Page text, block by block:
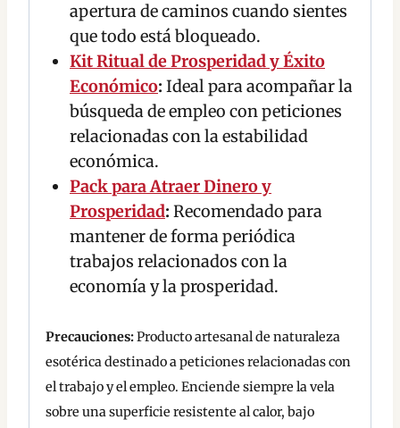
apertura de caminos cuando sientes
que todo está bloqueado.
Kit Ritual de Prosperidad y Éxito
Económico: Ideal para acompañar la
búsqueda de empleo con peticiones
relacionadas con la estabilidad
económica.
Pack para Atraer Dinero y
Prosperidad: Recomendado para
mantener de forma periódica
trabajos relacionados con la
economía y la prosperidad.
Precauciones:Producto artesanal de naturaleza
esotérica destinado a peticiones relacionadas con
el trabajo y el empleo. Enciende siempre la vela
sobre una superficie resistente al calor, bajo